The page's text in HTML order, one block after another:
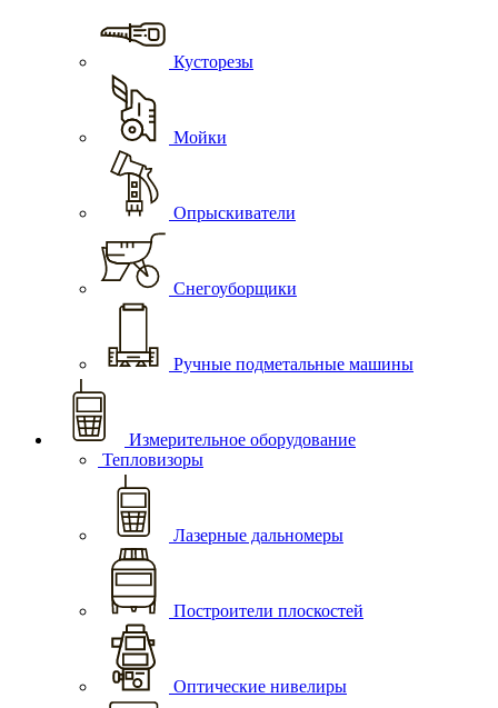
Кусторезы
Мойки
Опрыскиватели
Снегоуборщики
Ручные подметальные машины
Измерительное оборудование
Тепловизоры
Лазерные дальномеры
Построители плоскостей
Оптические нивелиры